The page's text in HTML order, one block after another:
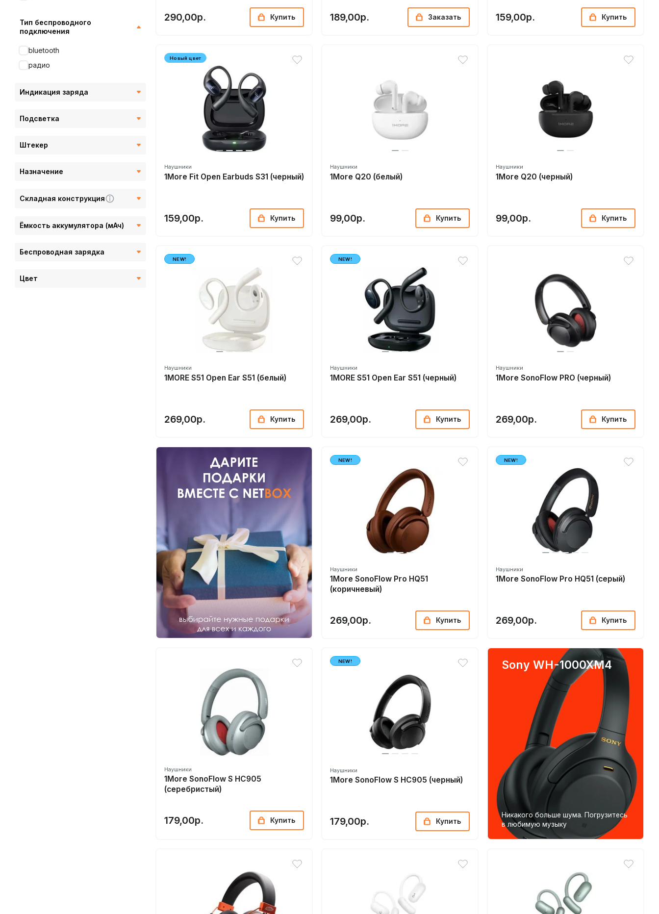
Cowon
Creative
Cystereo
DALI⭐
Disney
Earfun
Etymotic
FiiO
Focal
Ginzzu
Тип беспроводного
подключения
bluetooth
радио
Индикация заряда
Подсветка
Штекер
Назначение
Складная конструкция
Ёмкость аккумулятора (мАч)
Беспроводная зарядка
Цвет
290,00р. Купить 189,00р. Заказать 159,00р. Купить
Новый цвет
Наушники
1More Fit Open Earbuds S31 (черный)
159,00р. Купить
Наушники
1More Q20 (белый)
99,00р. Купить
Наушники
1More Q20 (черный)
99,00р. Купить
NEW!
Наушники
1MORE S51 Open Ear S51 (белый)
269,00р. Купить
NEW!
Наушники
1MORE S51 Open Ear S51 (черный)
269,00р. Купить
Наушники
1More SonoFlow PRO (черный)
269,00р. Купить
NEW!
Наушники
1More SonoFlow Pro HQ51
(коричневый)
269,00р. Купить
NEW!
Наушники
1More SonoFlow Pro HQ51 (серый)
269,00р. Купить
Наушники
1More SonoFlow S HC905
(серебристый)
179,00р. Купить
NEW!
Наушники
1More SonoFlow S HC905 (черный)
179,00р. Купить
Sony WH-1000XM4
Никакого больше шума. Погрузитесь
в любимую музыку